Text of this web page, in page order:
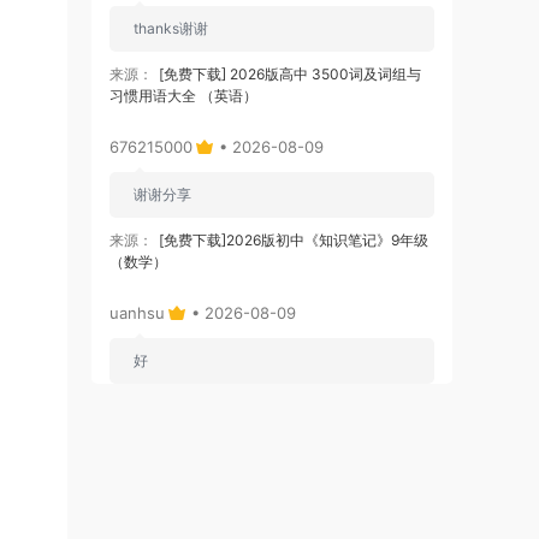
thanks谢谢
来源：
[免费下载] 2026版高中 3500词及词组与
习惯用语大全 （英语）
676215000 • 2026-08-09
谢谢分享
来源：
[免费下载]2026版初中《知识笔记》9年级
（数学）
uanhsu • 2026-08-09
好